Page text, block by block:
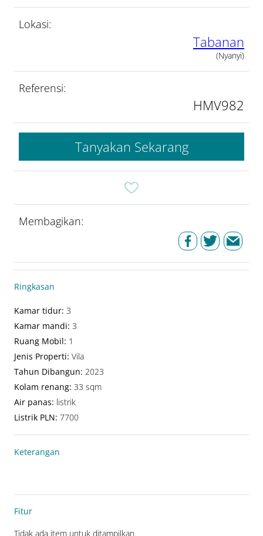
Lokasi:
Tabanan
(Nyanyi)
Referensi:
HMV982
Tanyakan Sekarang
Membagikan:
Ringkasan
Kamar tidur: 3
Kamar mandi: 3
Ruang Mobil: 1
Jenis Properti: Vila
Tahun Dibangun: 2023
Kolam renang: 33 sqm
Air panas: listrik
Listrik PLN: 7700
Keterangan
Fitur
Tidak ada item untuk ditampilkan.